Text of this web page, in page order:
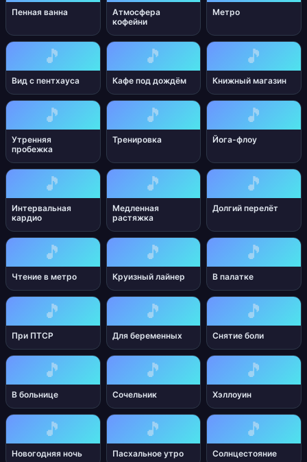
Пенная ванна
Атмосфера
кофейни
Метро
🎵
Вид с пентхауса
🎵
Кафе под дождём
🎵
Книжный магазин
🎵
Утренняя
пробежка
🎵
Тренировка
🎵
Йога-флоу
🎵
Интервальная
кардио
🎵
Медленная
растяжка
🎵
Долгий перелёт
🎵
Чтение в метро
🎵
Круизный лайнер
🎵
В палатке
🎵
При ПТСР
🎵
Для беременных
🎵
Снятие боли
🎵
В больнице
🎵
Сочельник
🎵
Хэллоуин
🎵
Новогодняя ночь
🎵
Пасхальное утро
🎵
Солнцестояние